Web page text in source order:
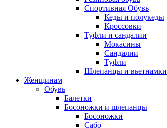
Спортивная Обувь
Кеды и полукеды
Кроссовки
Туфли и сандалии
Мокасины
Сандалии
Туфли
Шлепанцы и вьетнамки
Женщинам
Обувь
Балетки
Босоножки и шлепанцы
Босоножки
Сабо